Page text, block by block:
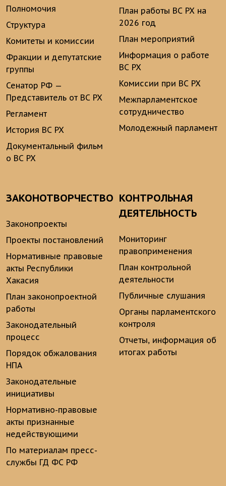
Полномочия
Структура
Комитеты и комиссии
Фракции и депутатские
группы
Сенатор РФ —
Представитель от ВС РХ
Регламент
История ВС РХ
Документальный фильм
о ВС РХ
План работы ВС РХ на
2026 год
План мероприятий
Информация о работе
ВС РХ
Комиссии при ВС РХ
Межпарламентское
сотрудничество
Молодежный парламент
ЗАКОНОТВОРЧЕСТВО
Законопроекты
Проекты постановлений
Нормативные правовые
акты Республики
Хакасия
План законопроектной
работы
Законодательный
процесс
Порядок обжалования
НПА
Законодательные
инициативы
Нормативно-правовые
акты признанные
недействующими
По материалам пресс-
службы ГД ФС РФ
КОНТРОЛЬНАЯ
ДЕЯТЕЛЬНОСТЬ
Мониторинг
правоприменения
План контрольной
деятельности
Публичные слушания
Органы парламентского
контроля
Отчеты, информация об
итогах работы